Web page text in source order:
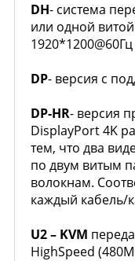
DH- система
или одной
DP- версия с
DP-HR- версия
DisplayPort 4K
тем, что два
по двум витым
волокнам.
каждый кабель/
U2 – KVM
HighSpeed